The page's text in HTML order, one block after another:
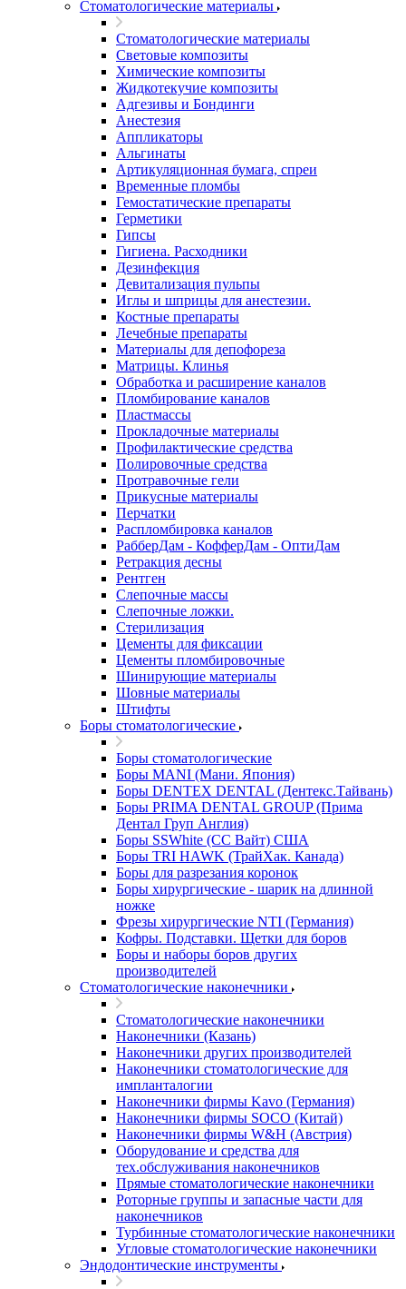
Стоматологические материалы
Стоматологические материалы
Световые композиты
Химические композиты
Жидкотекучие композиты
Адгезивы и Бондинги
Анестезия
Аппликаторы
Альгинаты
Артикуляционная бумага, спреи
Временные пломбы
Гемостатические препараты
Герметики
Гипсы
Гигиена. Расходники
Дезинфекция
Девитализация пульпы
Иглы и шприцы для анестезии.
Костные препараты
Лечебные препараты
Материалы для депофореза
Матрицы. Клинья
Обработка и расширение каналов
Пломбирование каналов
Пластмассы
Прокладочные материалы
Профилактические средства
Полировочные средства
Протравочные гели
Прикусные материалы
Перчатки
Распломбировка каналов
РабберДам - КофферДам - ОптиДам
Ретракция десны
Рентген
Слепочные массы
Слепочные ложки.
Стерилизация
Цементы для фиксации
Цементы пломбировочные
Шинирующие материалы
Шовные материалы
Штифты
Боры стоматологические
Боры стоматологические
Боры MANI (Мани. Япония)
Боры DENTEX DENTAL (Дентекс.Тайвань)
Боры PRIMA DENTAL GROUP (Прима
Дентал Груп Англия)
Боры SSWhite (СС Вайт) США
Боры TRI HAWK (ТрайХак. Канада)
Боры для разрезания коронок
Боры хирургические - шарик на длинной
ножке
Фрезы хирургические NTI (Германия)
Кофры. Подставки. Щетки для боров
Боры и наборы боров других
производителей
Стоматологические наконечники
Стоматологические наконечники
Наконечники (Казань)
Наконечники других производителей
Наконечники стоматологические для
импланталогии
Наконечники фирмы Kavo (Германия)
Наконечники фирмы SOCO (Китай)
Наконечники фирмы W&H (Австрия)
Оборудование и средства для
тех.обслуживания наконечников
Прямые стоматологические наконечники
Роторные группы и запасные части для
наконечников
Турбинные стоматологические наконечники
Угловые стоматологические наконечники
Эндодонтические инструменты